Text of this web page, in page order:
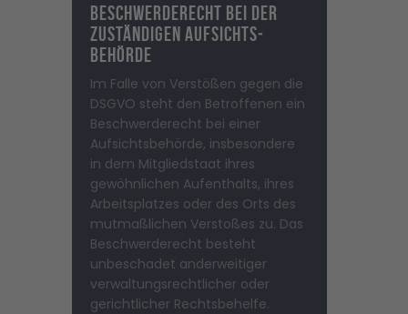
Beschwerde­recht bei der
zuständigen Aufsichts­
behörde
Im Falle von Verstößen gegen die
DSGVO steht den Betroffenen ein
Beschwerderecht bei einer
Aufsichtsbehörde, insbesondere
in dem Mitgliedstaat ihres
gewöhnlichen Aufenthalts, ihres
Arbeitsplatzes oder des Orts des
mutmaßlichen Verstoßes zu. Das
Beschwerderecht besteht
unbeschadet anderweitiger
verwaltungsrechtlicher oder
gerichtlicher Rechtsbehelfe.